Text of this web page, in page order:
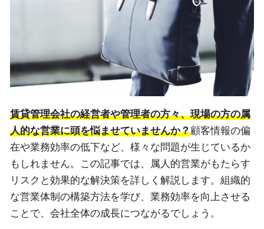
賃貸管理会社の経営者や管理者の方々、現場の方の属
人的な営業に頭を悩ませていませんか？顧客情報の偏
在や業務効率の低下など、様々な問題が生じているか
もしれません。この記事では、属人的営業がもたらす
リスクと効果的な解決策を詳しく解説します。組織的
な営業体制の構築方法を学び、業務効率を向上させる
ことで、会社全体の成長につながるでしょう。